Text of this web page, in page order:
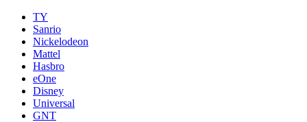
TY
Sanrio
Nickelodeon
Mattel
Hasbro
eOne
Disney
Universal
GNT